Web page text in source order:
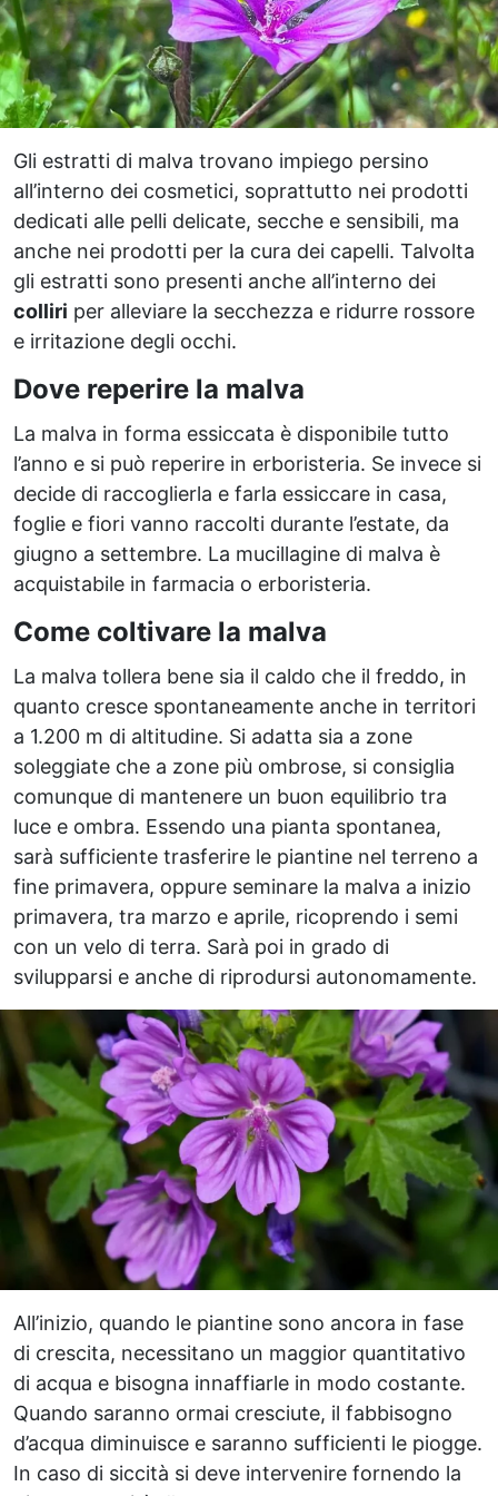
Gli estratti di malva trovano impiego persino
all’interno dei cosmetici, soprattutto nei prodotti
dedicati alle pelli delicate, secche e sensibili, ma
anche nei prodotti per la cura dei capelli. Talvolta
gli estratti sono presenti anche all’interno dei
colliri per alleviare la secchezza e ridurre rossore
e irritazione degli occhi.
Dove reperire la malva
La malva in forma essiccata è disponibile tutto
l’anno e si può reperire in erboristeria. Se invece si
decide di raccoglierla e farla essiccare in casa,
foglie e fiori vanno raccolti durante l’estate, da
giugno a settembre. La mucillagine di malva è
acquistabile in farmacia o erboristeria.
Come coltivare la malva
La malva tollera bene sia il caldo che il freddo, in
quanto cresce spontaneamente anche in territori
a 1.200 m di altitudine. Si adatta sia a zone
soleggiate che a zone più ombrose, si consiglia
comunque di mantenere un buon equilibrio tra
luce e ombra. Essendo una pianta spontanea,
sarà sufficiente trasferire le piantine nel terreno a
fine primavera, oppure seminare la malva a inizio
primavera, tra marzo e aprile, ricoprendo i semi
con un velo di terra. Sarà poi in grado di
svilupparsi e anche di riprodursi autonomamente.
All’inizio, quando le piantine sono ancora in fase
di crescita, necessitano un maggior quantitativo
di acqua e bisogna innaffiarle in modo costante.
Quando saranno ormai cresciute, il fabbisogno
d’acqua diminuisce e saranno sufficienti le piogge.
In caso di siccità si deve intervenire fornendo la